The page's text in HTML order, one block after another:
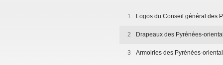
1 Logos du Conseil général des
2 Drapeaux des Pyrénées-
3 Armoiries des Pyrénées-